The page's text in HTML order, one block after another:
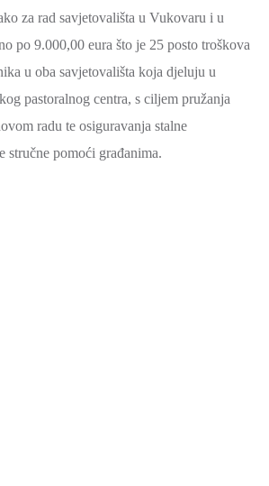
za rad savjetovališta u Vukovaru i u
po 9.000,00 eura što je 25 posto troškova
u oba savjetovališta koja djeluju u
pastoralnog centra, s ciljem pružanja
radu te osiguravanja stalne
stručne pomoći građanima.